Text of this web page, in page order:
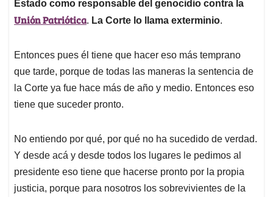
Estado como responsable del genocidio contra la
Unión Patriótica. La Corte lo llama exterminio.
Entonces pues él tiene que hacer eso más temprano
que tarde, porque de todas las maneras la sentencia de
la Corte ya fue hace más de año y medio. Entonces eso
tiene que suceder pronto.
No entiendo por qué, por qué no ha sucedido de verdad.
Y desde acá y desde todos los lugares le pedimos al
presidente eso tiene que hacerse pronto por la propia
justicia, porque para nosotros los sobrevivientes de la